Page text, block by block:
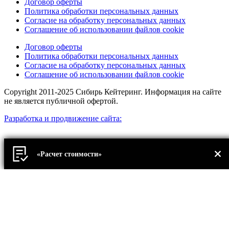
Договор оферты
Политика обработки персональных данных
Согласие на обработку персональных данных
Соглашение об использовании файлов cookie
Договор оферты
Политика обработки персональных данных
Согласие на обработку персональных данных
Соглашение об использовании файлов cookie
Copyright 2011-2025 Сибирь Кейтеринг. Информация на сайте
не является публичной офертой.
Разработка и продвижение сайта:
«Расчет стоимости»